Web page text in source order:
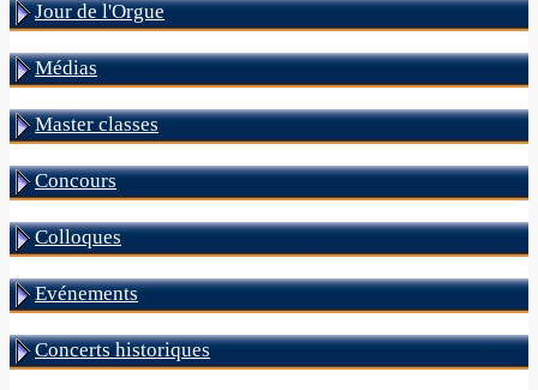
Jour de l'Orgue
Médias
Master classes
Concours
Colloques
Evénements
Concerts historiques